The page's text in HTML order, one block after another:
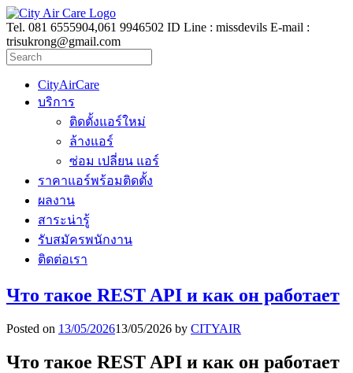
Tel. 081 6555904,061 9946502 ID Line : missdevils E-mail :
trisukrong@gmail.com
CityAirCare
บริการ
ติดตั้งแอร์ใหม่
ล้างแอร์
ซ่อม เปลี่ยน แอร์
ราคาแอร์พร้อมติดตั้ง
ผลงาน
สาระน่ารู้
รับสมัครพนักงาน
ติดต่อเรา
Что такое REST API и как он работает
Posted on 13/05/202613/05/2026 by CITYAIR
Что такое REST API и как он работает